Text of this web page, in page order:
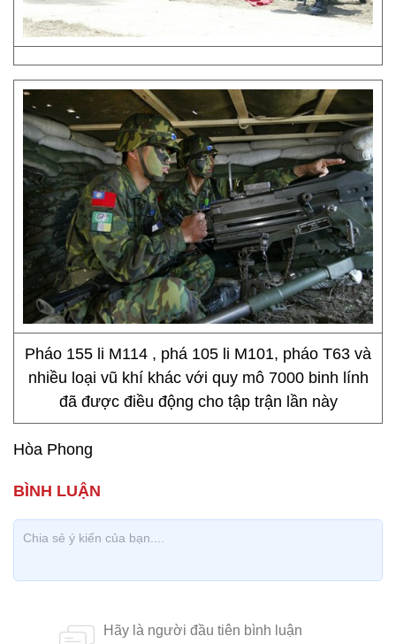
Pháo 155 li M114 , phá 105 li M101, pháo T63 và
nhiều loại vũ khí khác với quy mô 7000 binh lính
đã được điều động cho tập trận lần này
Hòa Phong